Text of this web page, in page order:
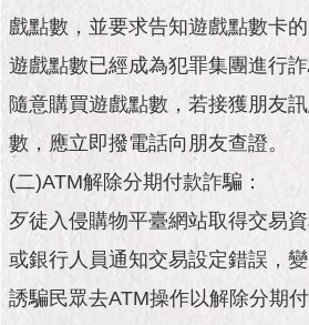
市
公
告
施
政
景
及
成
果
戲點數，並要求告知遊戲點數卡的
遊戲點數已經成為犯罪集團進行
隨意購買遊戲點數，若接獲朋友
數，應立即撥電話向朋友查證。
(二)ATM解除分期付款詐騙：
歹徒入侵購物平臺網站取得交易
或銀行人員通知交易設定錯誤，
誘騙民眾去ATM操作以解除分期